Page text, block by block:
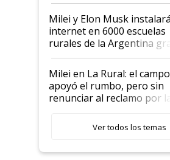
Milei y Elon Musk
internet en 6000 escuelas
rurales de la Argentina
a un acuerdo con Starlink
Milei en La Rural: el campo
apoyó el rumbo, pero sin
renunciar al reclamo por las
Ver todos los temas